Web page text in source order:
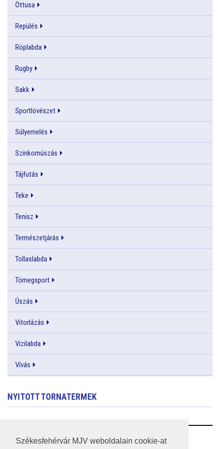
Székesfehérvár MJV weboldalain cookie-at
Öttusa
Repülés
Röplabda
Rugby
Sakk
Sportlövészet
Súlyemelés
Szinkornúszás
Tájfutás
Teke
Tenisz
Természetjárás
Tollaslabda
Tömegsport
Úszás
Vitorlázás
Vizilabda
Vívás
NYITOTT TORNATERMEK
RSS